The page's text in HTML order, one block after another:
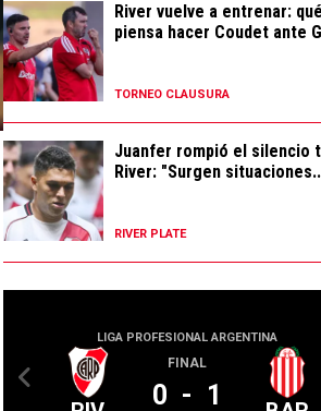
River vuelve a entrenar:
piensa hacer Coudet ante
TORNEO CLAUSURA
Juanfer rompió el silencio
River: "Surgen
RIVER PLATE
LIGA PROFESIONAL ARGENTINA
FINAL
0 - 1